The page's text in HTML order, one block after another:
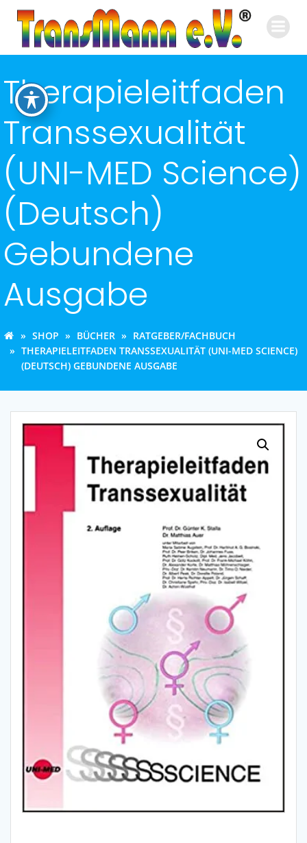
Zum
Inhalt
springen
Therapieleitfaden
Transsexualität
(UNI-MED Science)
(Deutsch)
Gebundene
Ausgabe
SHOP BÜCHER
RATGEBER/FACHBUCH
THERAPIELEITFADEN TRANSSEXUALITÄT (UNI-MED SCIENCE)
(DEUTSCH) GEBUNDENE AUSGABE